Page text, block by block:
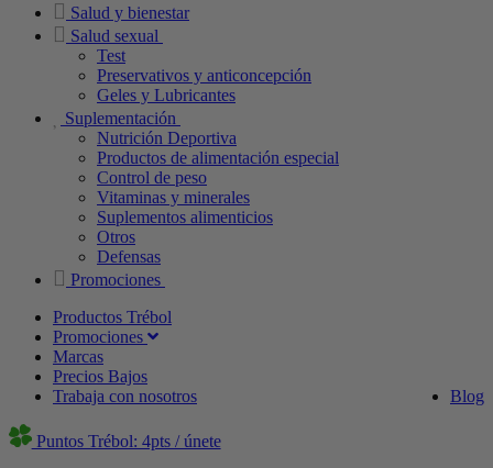
Salud y bienestar
Salud sexual
Test
Preservativos y anticoncepción
Geles y Lubricantes
Suplementación
Nutrición Deportiva
Productos de alimentación especial
Control de peso
Vitaminas y minerales
Suplementos alimenticios
Otros
Defensas
Promociones
Productos Trébol
Promociones
Marcas
Precios Bajos
Blog
Trabaja con nosotros
Puntos Trébol: 4pts / únete